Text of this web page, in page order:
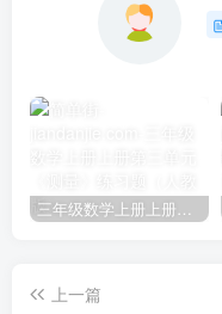
上一篇